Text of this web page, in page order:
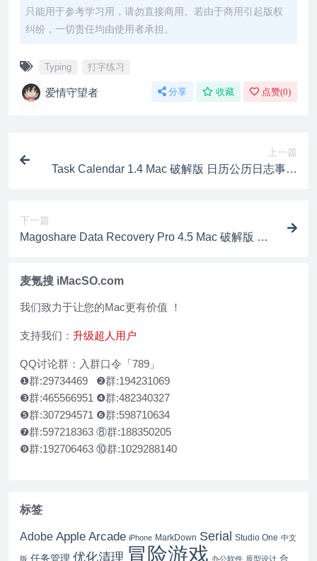
只能用于参考学习用，请勿直接商用。若由于商用引起版权
纠纷，一切责任均由使用者承担。
Typing 打字练习
爱情守望者 分享 收藏 点赞(0)
上一篇
Task Calendar 1.4 Mac 破解版 日历公历日志事件
下一篇
Magoshare Data Recovery Pro 4.5 Mac 破解版 数
麦氪搜 iMacSO.com
我们致力于让您的Mac更有价值 ！
支持我们： 升级超人用户
QQ讨论群：入群口令「789」
❶群:29734469 ❷群:194231069
❸群:465566951 ❹群:482340327
❺群:307294571 ❻群:598710634
❼群:597218363 ⑧群:188350205
❾群:192706463 ⑩群:1029288140
标签
Adobe Apple Arcade iPhone MarkDown Serial Studio One 中文
版 任务管理 优化清理 冒险游戏 办公软件 原型设计 合